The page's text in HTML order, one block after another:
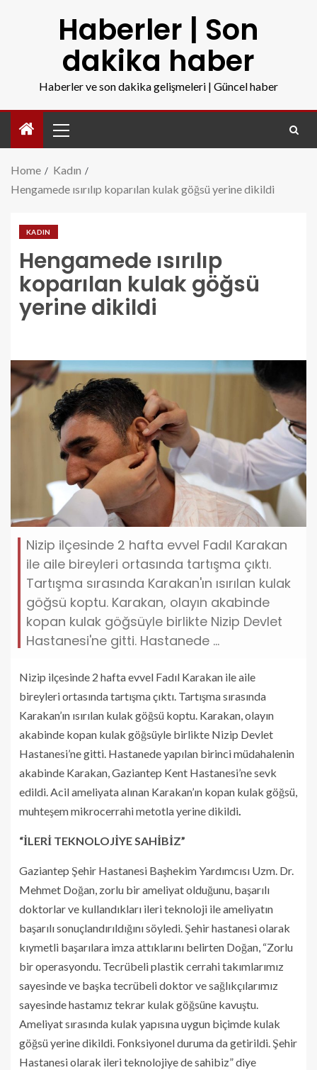
Haberler | Son
dakika haber
Haberler ve son dakika gelişmeleri | Güncel haber
Home
Kadın
Hengamede ısırılıp koparılan kulak göğsü yerine dikildi
KADIN
Hengamede ısırılıp
koparılan kulak göğsü
yerine dikildi
Nizip ilçesinde 2 hafta evvel Fadıl Karakan
ile aile bireyleri ortasında tartışma çıktı.
Tartışma sırasında Karakan'ın ısırılan kulak
göğsü koptu. Karakan, olayın akabinde
kopan kulak göğsüyle birlikte Nizip Devlet
Hastanesi'ne gitti. Hastanede ...
Nizip ilçesinde 2 hafta evvel Fadıl Karakan ile aile
bireyleri ortasında tartışma çıktı. Tartışma sırasında
Karakan’ın ısırılan kulak göğsü koptu. Karakan, olayın
akabinde kopan kulak göğsüyle birlikte Nizip Devlet
Hastanesi’ne gitti. Hastanede yapılan birinci müdahalenin
akabinde Karakan, Gaziantep Kent Hastanesi’ne sevk
edildi. Acil ameliyata alınan Karakan’ın kopan kulak göğsü,
muhteşem mikrocerrahi metotla yerine dikildi.
“İLERİ TEKNOLOJİYE SAHİBİZ”
Gaziantep Şehir Hastanesi Başhekim Yardımcısı Uzm. Dr.
Mehmet Doğan, zorlu bir ameliyat olduğunu, başarılı
doktorlar ve kullandıkları ileri teknoloji ile ameliyatın
başarılı sonuçlandırıldığını söyledi. Şehir hastanesi olarak
kıymetli başarılara imza attıklarını belirten Doğan, “Zorlu
bir operasyondu. Tecrübeli plastik cerrahi takımlarımız
sayesinde ve başka tecrübeli doktor ve sağlıkçılarımız
sayesinde hastamız tekrar kulak göğsüne kavuştu.
Ameliyat sırasında kulak yapısına uygun biçimde kulak
göğsü yerine dikildi. Fonksiyonel duruma da getirildi. Şehir
Hastanesi olarak ileri teknolojiye de sahibiz” diye